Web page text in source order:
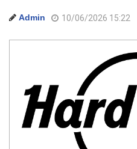
Admin 10/06/2026 15:22